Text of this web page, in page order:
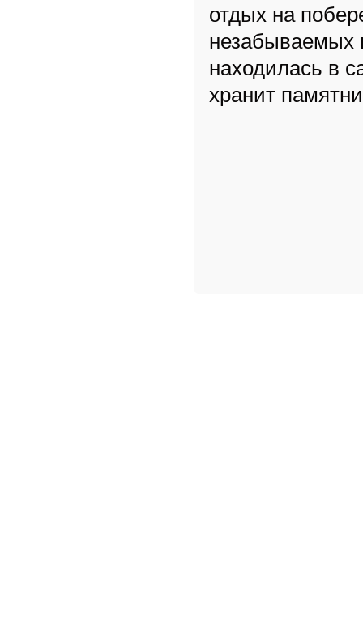
отдых на
незабываемых
находилась в
хранит